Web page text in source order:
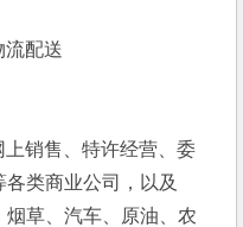
流配送
销售、特许经营、委
类商业公司，以及
草、汽车、原油、农